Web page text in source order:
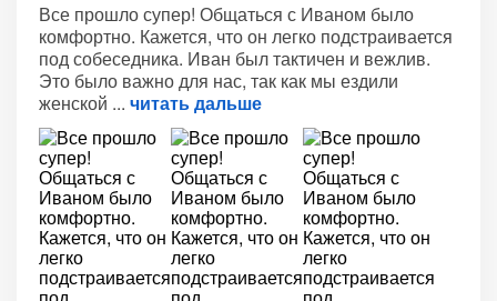
Все прошло супер! Общаться с Иваном было
комфортно. Кажется, что он легко подстраивается
под собеседника. Иван был тактичен и вежлив.
Это было важно для нас, так как мы ездили
женской
читать дальше